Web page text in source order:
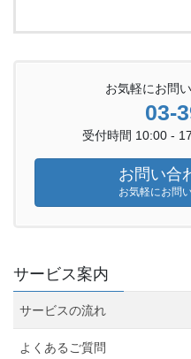
お気軽にお問
03-
受付時間 10:00 -
お問い合
お気軽にお問
サービス案内
サービスの流れ
よくあるご質問